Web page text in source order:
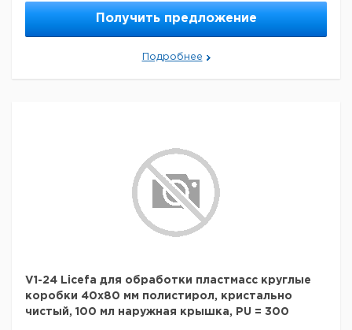
Получить предложение
Подробнее
V1-24 Licefa для обработки пластмасс круглые
коробки 40x80 мм полистирол, кристально
чистый, 100 мл наружная крышка, PU = 300